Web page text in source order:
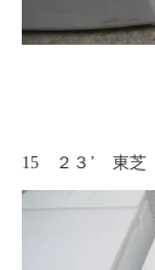
15 ２３’ 東芝